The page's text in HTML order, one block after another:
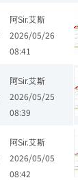
群創
阿Sir.艾斯
2026/05/26
08:41
華新科 欣興
阿Sir.艾斯
2026/05/25
08:39
力士 華星光
阿Sir.艾斯
2026/05/05
08:42